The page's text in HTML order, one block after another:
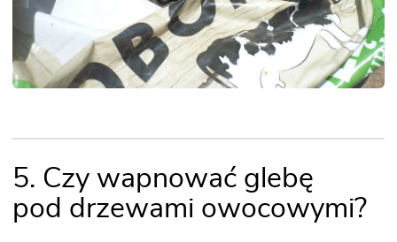
5. Czy wapnować glebę
pod drzewami owocowymi?